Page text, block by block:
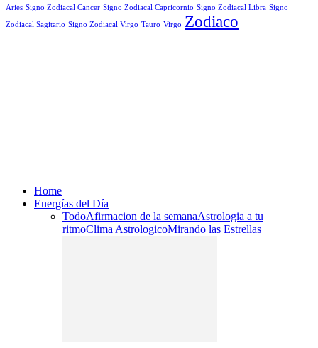
Aries Signo Zodiacal Cancer Signo Zodiacal Capricornio Signo Zodiacal Libra Signo
Zodiacal Sagitario Signo Zodiacal Virgo Tauro Virgo Zodiaco
Home
Energías del Día
TodoAfirmacion de la semanaAstrologia a tu
ritmoClima AstrologicoMirando las Estrellas